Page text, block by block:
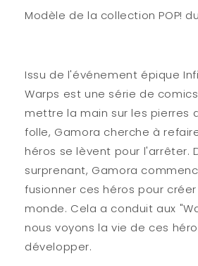
Modèle de la collection POP!
Issu de l'événement épique
Warps est une série de
mettre la main sur les pierres
folle, Gamora cherche à
héros se lèvent pour l'arrêter.
surprenant, Gamora
fusionner ces héros pour
monde. Cela a conduit aux
nous voyons la vie de ces
développer.